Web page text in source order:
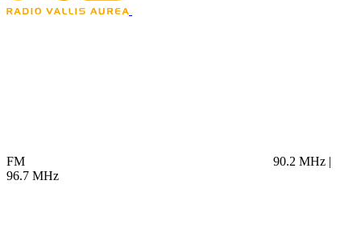
FM
90.2 MHz |
96.7 MHz